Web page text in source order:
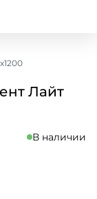
Лайт
В наличии